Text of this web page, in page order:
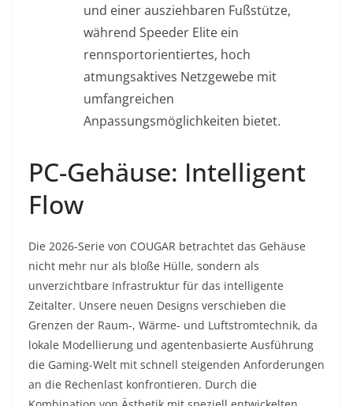
und einer ausziehbaren Fußstütze,
während Speeder Elite ein
rennsportorientiertes, hoch
atmungsaktives Netzgewebe mit
umfangreichen
Anpassungsmöglichkeiten bietet.
PC-Gehäuse: Intelligent
Flow
Die 2026-Serie von COUGAR betrachtet das Gehäuse
nicht mehr nur als bloße Hülle, sondern als
unverzichtbare Infrastruktur für das intelligente
Zeitalter. Unsere neuen Designs verschieben die
Grenzen der Raum-, Wärme- und Luftstromtechnik, da
lokale Modellierung und agentenbasierte Ausführung
die Gaming-Welt mit schnell steigenden Anforderungen
an die Rechenlast konfrontieren. Durch die